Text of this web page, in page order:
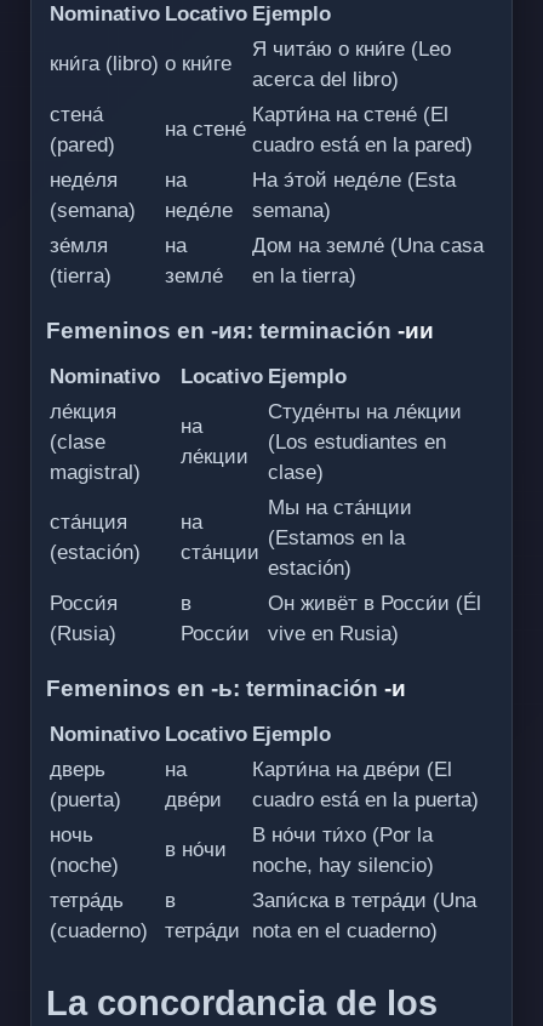
Nominativo Locativo Ejemplo
кни́га (libro) о кни́ге
Я чита́ю о кни́ге (Leo
acerca del libro)
стена́
(pared)
на стене́
Карти́на на стене́ (El
cuadro está en la pared)
неде́ля
(semana)
на
неде́ле
На э́той неде́ле (Esta
semana)
зе́мля
(tierra)
на
земле́
Дом на земле́ (Una casa
en la tierra)
Femeninos en -ия: terminación -ии
Nominativo Locativo Ejemplo
ле́кция
(clase
magistral)
на
ле́кции
Студе́нты на ле́кции
(Los estudiantes en
clase)
ста́нция
(estación)
на
ста́нции
Мы на ста́нции
(Estamos en la
estación)
Росси́я
(Rusia)
в
Росси́и
Он живёт в Росси́и (Él
vive en Rusia)
Femeninos en -ь: terminación -и
Nominativo Locativo Ejemplo
дверь
(puerta)
на
две́ри
Карти́на на две́ри (El
cuadro está en la puerta)
ночь
(noche)
в но́чи
В но́чи ти́хо (Por la
noche, hay silencio)
тетра́дь
(cuaderno)
в
тетра́ди
Запи́ска в тетра́ди (Una
nota en el cuaderno)
La concordancia de los